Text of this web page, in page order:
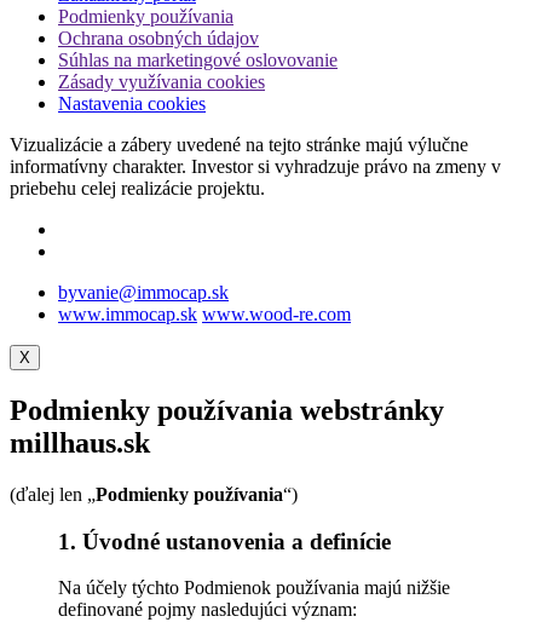
Podmienky používania
Ochrana osobných údajov
Súhlas na marketingové oslovovanie
Zásady využívania cookies
Nastavenia cookies
Vizualizácie a zábery uvedené na tejto stránke majú výlučne
informatívny charakter. Investor si vyhradzuje právo na zmeny v
priebehu celej realizácie projektu.
byvanie@immocap.sk
www.immocap.sk www.wood-re.com
X
Podmienky používania webstránky
millhaus.sk
(ďalej len „Podmienky používania“)
1. Úvodné ustanovenia a definície
Na účely týchto Podmienok používania majú nižšie
definované pojmy nasledujúci význam: